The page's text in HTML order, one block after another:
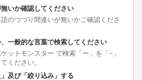
いか確認してください
のつづり間違いが無いかご確認くださ
一般的な言葉で検索してください
トモンスター で検索「ー」を「−」
ください。
及び「絞り込み」する